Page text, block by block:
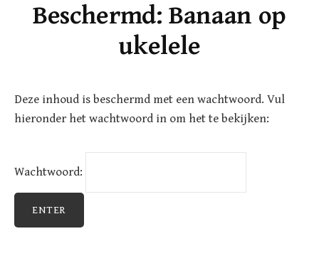
Beschermd: Banaan op
ukelele
Deze inhoud is beschermd met een wachtwoord. Vul
hieronder het wachtwoord in om het te bekijken:
Wachtwoord: